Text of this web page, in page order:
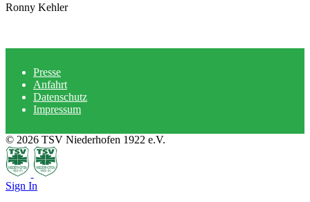
Ronny Kehler
Presse
Anfahrt
Datenschutz
Impressum
© 2026 TSV Niederhofen 1922 e.V.
Sign In